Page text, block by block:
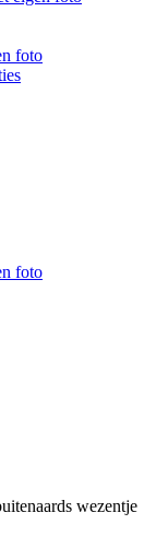
foto
foto
wezentje